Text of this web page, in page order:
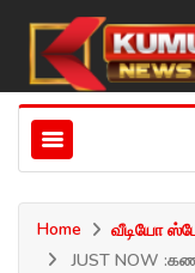
Home
வீடியோ
JUST NOW